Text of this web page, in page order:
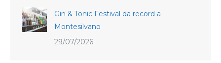
Gin & Tonic Festival da record a
Montesilvano
29/07/2026